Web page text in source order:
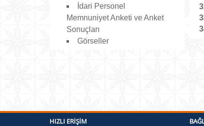
İdari Personel
Memnuniyet Anketi ve Anket
Sonuçları
Görseller
HIZLI ERIŞIM